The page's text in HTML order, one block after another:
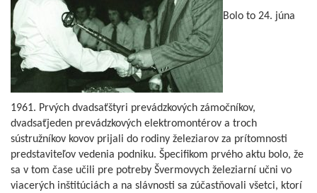
Bolo to 24. júna
1961. Prvých dvadsaťštyri prevádzkových zámočníkov,
dvadsaťjeden prevádzkových elektromontérov a troch
sústružníkov kovov prijali do rodiny železiarov za prítomnosti
predstaviteľov vedenia podniku. Špecifikom prvého aktu bolo, že
sa v tom čase učili pre potreby Švermovych železiarní učni vo
viacerých inštitúciách a na slávnosti sa zúčastňovali všetci, ktorí